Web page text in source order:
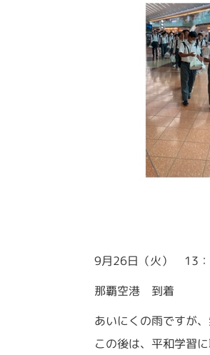
9月26日（火） 13
那覇空港 到着
あいにくの雨ですが
この後は、平和学習